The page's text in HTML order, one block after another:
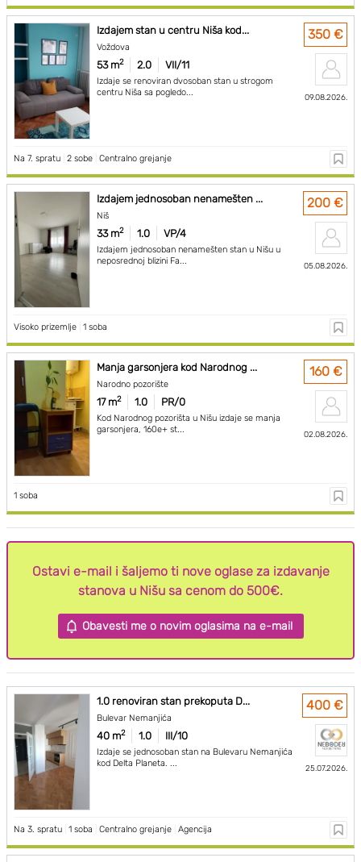
Izdajem stan u centru Niša kod...
Voždova
53 m2 2.0 VII/11
Izdaje se renoviran dvosoban stan u strogom
centru Niša sa pogledo...
350 €
09.08.2026.
Na 7. spratu 2 sobe Centralno grejanje
Izdajem jednosoban nenamešten ...
Niš
33 m2 1.0 VP/4
Izdajem jednosoban nenamešten stan u Nišu u
neposrednoj blizini Fa...
200 €
05.08.2026.
Visoko prizemlje 1 soba
Manja garsonjera kod Narodnog ...
Narodno pozorište
17 m2 1.0 PR/0
Kod Narodnog pozorišta u Nišu izdaje se manja
garsonjera, 160e+ st...
160 €
02.08.2026.
1 soba
Ostavi e-mail i šaljemo ti nove oglase za izdavanje
stanova u Nišu sa cenom do 500€.
Obavesti me o novim oglasima na e-mail
1.0 renoviran stan prekoputa D...
Bulevar Nemanjića
40 m2 1.0 III/10
Izdaje se jednosoban stan na Bulevaru Nemanjića
kod Delta Planeta. ...
400 €
25.07.2026.
Na 3. spratu 1 soba Centralno grejanje Agencija